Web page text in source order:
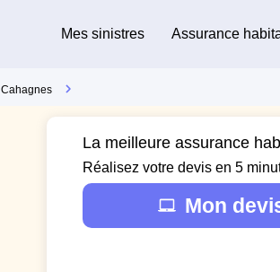
Mes sinistres Assurance
Cahagnes
La meilleure assurance
Réalisez votre devis en 5
Mon